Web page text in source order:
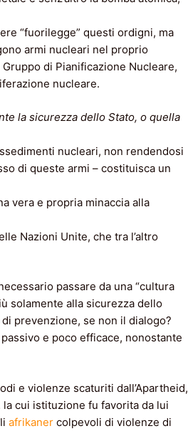
“fuorilegge” questi ordigni, ma
armi nucleari nel proprio
di Pianificazione Nucleare,
nucleare.
la sicurezza dello Stato, o quella
nucleari, non rendendosi
di queste armi – costituisca un
vera e propria minaccia alla
Nazioni Unite, che tra l’altro
passare da una “cultura
solamente alla sicurezza dello
prevenzione, se non il dialogo?
e poco efficace, nonostante
e violenze scaturiti dall’Apartheid,
la cui istituzione fu favorita da lui
afrikaner colpevoli di violenze di